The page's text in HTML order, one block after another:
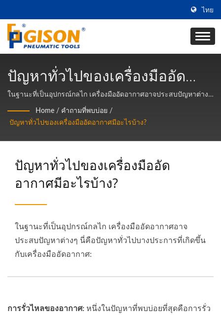
ไทย
ปัญหาทั่วไปของเครื่องมืออัด
อากาศมีอะไรบ้าง? | ผู้ผลิต
เครื่องมืออากาศและเครื่องมือมือ
ในฐานะที่เป็นอุปกรณ์กลไก เครื่องมืออัดอากาศอาจประสบปัญหาต่างๆ
นี่คือปัญหาทั่วไปบางประการที่เกิดขึ้นกับเครื่องมืออัดอากาศ:
Home / คำถามที่พบบ่อย /
ปัญหาทั่วไปของเครื่องมืออัดอากาศมีอะไรบ้าง?
ปัญหาทั่วไปของเครื่องมืออัด
อากาศมีอะไรบ้าง?
ในฐานะที่เป็นอุปกรณ์กลไก เครื่องมืออัดอากาศอาจ
ประสบปัญหาต่างๆ นี่คือปัญหาทั่วไปบางประการที่เกิดขึ้น
กับเครื่องมืออัดอากาศ:
การรั่วไหลของอากาศ: หนึ่งในปัญหาที่พบบ่อยที่สุดคือการรั่ว